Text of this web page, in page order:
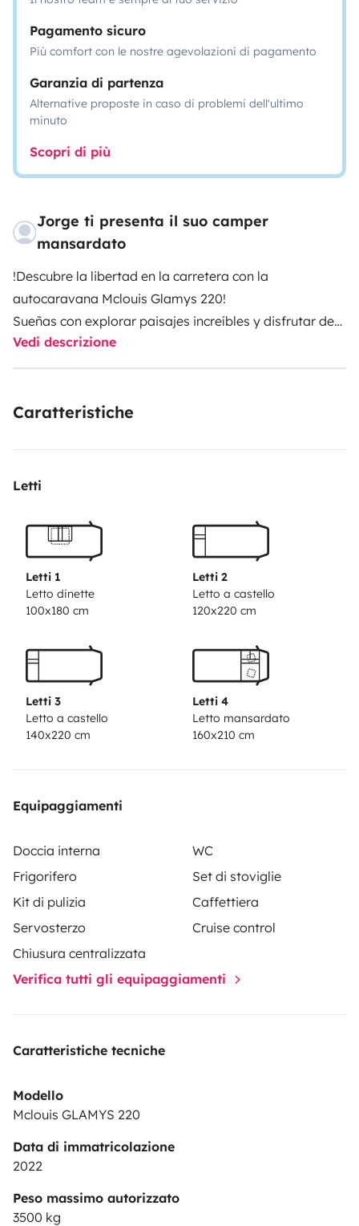
Pagamento sicuro
Più comfort con le nostre agevolazioni di pagamento
Garanzia di partenza
Alternative proposte in caso di problemi dell'ultimo
minuto
Scopri di più
Jorge ti presenta il suo camper
mansardato
!Descubre la libertad en la carretera con la
autocaravana Mclouis Glamys 220!
Sueñas con explorar paisajes increíbles y disfrutar de
la comodidad de un hogar sobre ruedas? La Maclouis
Glamys 220 es la compañera perfecta para tus
personas durmiendo y 6 viajando, esta autocaravana
Características:
Cama muy amplia en alcoba
Salón comedor muy luminoso
Cocina equipada
Baño completo
Amplio almacenamiento
Equipamiento adicional
Ideal para:
Familias
Amantes de la naturaleza
Vedi descrizione
Caratteristiche
Letti
Letti 1
Letto dinette
100x180 cm
Letti 2
Letto a castello
120x220 cm
Letti 3
Letto a castello
140x220 cm
Letti 4
Letto mansardato
160x210 cm
Equipaggiamenti
Doccia interna
WC
Frigorifero
Set di stoviglie
Kit di pulizia
Caffettiera
Servosterzo
Cruise control
Chiusura centralizzata
Verifica tutti gli equipaggiamenti
Caratteristiche tecniche
Modello
Mclouis GLAMYS 220
Data di immatricolazione
2022
Peso massimo autorizzato
3500 kg